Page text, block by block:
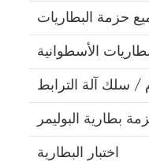
حزمة البطاريات
الأسطوانية
/ سلك آلة الترابط
بطارية البوليمر
اختبار البطارية